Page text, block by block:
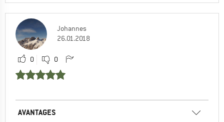
Johannes
26.01.2018
0 0
AVANTAGES